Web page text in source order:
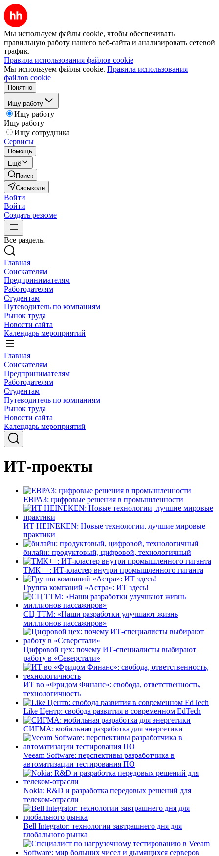
Мы используем файлы cookie, чтобы обеспечивать
правильную работу нашего веб-сайта и анализировать сетевой
трафик.
Правила использования файлов cookie
Мы используем файлы cookie. Правила использования
файлов cookie
Понятно
Ищу работу
Ищу работу
Ищу работу
Ищу сотрудника
Сервисы
Помощь
Ещё
Поиск
Сасыколи
Войти
Войти
Создать резюме
Все разделы
Главная
Соискателям
Предпринимателям
Работодателям
Студентам
Путеводитель по компаниям
Рынок труда
Новости сайта
Календарь мероприятий
Главная
Соискателям
Предпринимателям
Работодателям
Студентам
Путеводитель по компаниям
Рынок труда
Новости сайта
Календарь мероприятий
ИТ-проекты
ЕВРАЗ: цифровые решения в промышленности
ИТ HEINEKEN: Новые технологии, лучшие мировые
практики
билайн: продуктовый, цифровой, технологичный
ТМК++: ИТ-кластер внутри промышленного гиганта
Группа компаний «Астра»: ИТ здесь!
СЦ ТТМ: «Наши разработки улучшают жизнь
миллионов пассажиров»
Цифровой цех: почему ИТ-специалисты выбирают
работу в «Северстали»
ИТ во «Фридом Финанс»: свобода, ответственность,
технологичность
Like Центр: свобода развития в современном EdTech
СИГМА: мобильная разработка для энергетики
Veeam Software: перспективы разработчика в
автоматизации тестирования ПО
Nokia: R&D и разработка передовых решений для
телеком-отрасли
Bell Integrator: технологии завтрашнего дня для
глобального рынка